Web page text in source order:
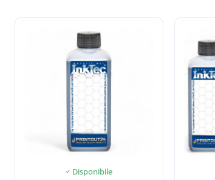
Disponibile